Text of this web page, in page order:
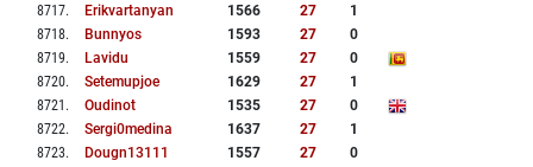
8717. Erikvartanyan 1566 27
1
8718. Bunnyos 1593 27
0
8719. Lavidu 1559 27
0
8720. Setemupjoe 1629 27
1
8721 . Oudinot 1535 27
0
8722. Sergi0medina 1637 27
1
8723. Dougn13111 1557 27
0